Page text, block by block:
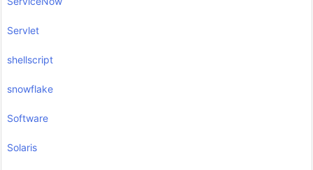
Servlet
shellscript
snowflake
Software
Solaris